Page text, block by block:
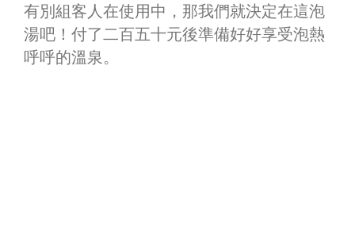
有別組客人在使用中，那我們就決定在這泡
湯吧！付了二百五十元後準備好好享受泡熱
呼呼的溫泉。